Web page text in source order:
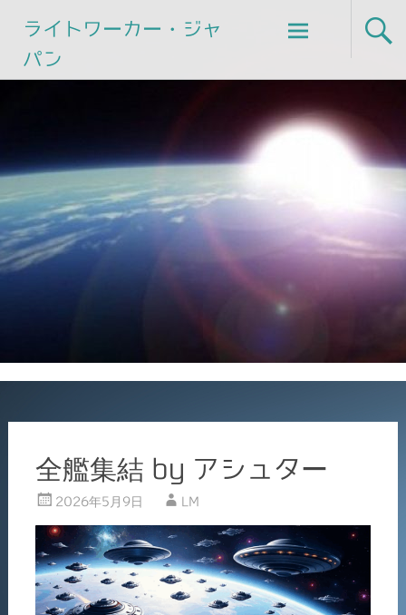
ライトワーカー・ジャ
パン
Skip
to
全艦集結 by アシュター
2026年5月9日 LM